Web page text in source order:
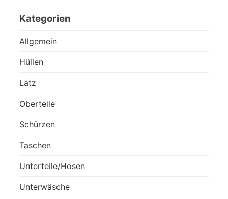
Kategorien
Allgemein
Hüllen
Latz
Oberteile
Schürzen
Taschen
Unterteile/Hosen
Unterwäsche